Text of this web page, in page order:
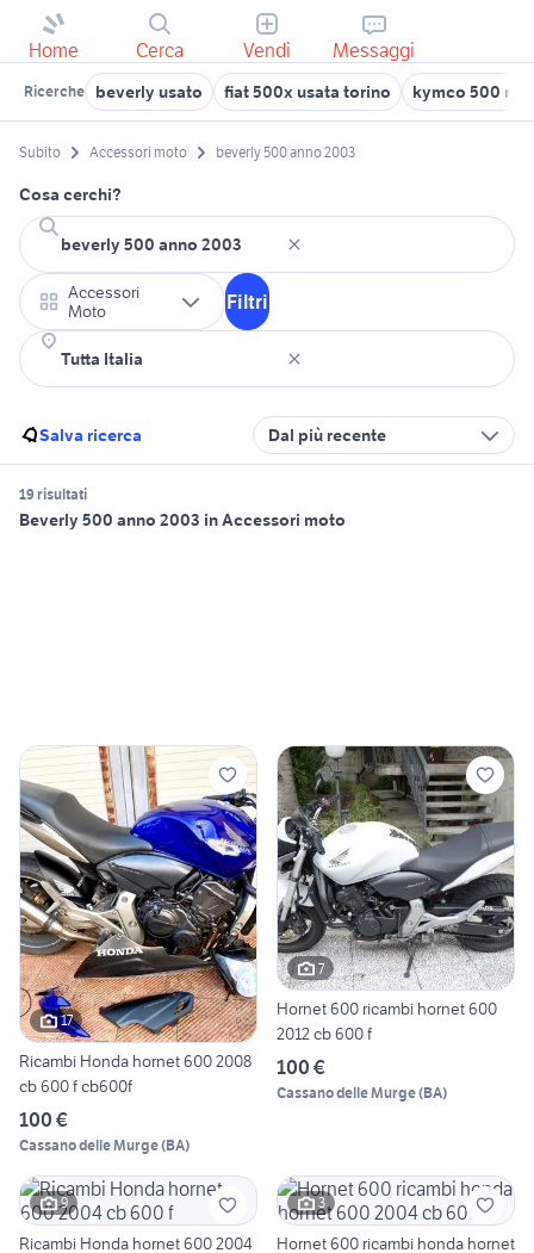
Home Cerca Vendi Messaggi
Ricerche beverly usato fiat 500x usata torino kymco 500
Subito Accessori moto beverly 500 anno 2003
Cosa cerchi?
Accessori
Moto
Filtri
Salva ricerca Dal più recente
19 risultati
Beverly 500 anno 2003 in Accessori moto
17
Ricambi Honda hornet 600 2008
cb 600 f cb600f
100 €
Cassano delle Murge(BA)
7
Hornet 600 ricambi hornet 600
2012 cb 600 f
100 €
Cassano delle Murge(BA)
9
Ricambi Honda hornet 600 2004
3
Hornet 600 ricambi honda hornet